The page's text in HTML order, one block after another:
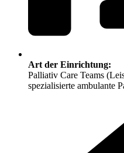
Art der Einrichtung:
Palliativ Care Teams
spezialisierte ambulante